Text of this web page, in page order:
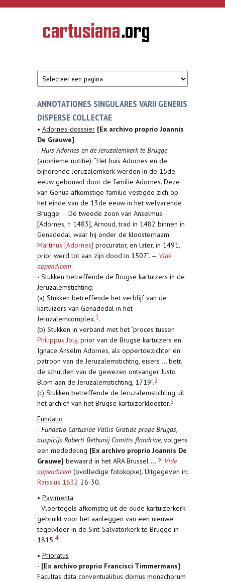
Overslaan en naar de inhoud gaan
CARTUSIANA
Geschiedenis
van de
ANNOTATIONES SINGULARES VARII GENERIS
DISPERSE COLLECTAE
• Adornes-dosssier [Ex archivo proprio Joannis
De Grauwe]
- Huis Adornes en de Jeruzalemkerk te Brugge
(anonieme notitie): “Het huis Adornes en de
bijhorende Jeruzalemkerk werden in de 15de
eeuw gebouwd door de familie Adornes. Deze
van Genua afkomstige familie vestigde zich op
het einde van de 13de eeuw in het welvarende
Brugge ... De tweede zoon van Anselmus
[Adornes, † 1483], Arnoud, trad in 1482 binnen in
Genadedal, waar hij onder de kloosternaam
Martinus [Adornes] procurator, en later, in 1491,
prior werd tot aan zijn dood in 1507”. — Vide
appendicem.
- Stukken betreffende de Brugse kartuizers in de
Jeruzalemstichting:
(a) Stukken betreffende het verblijf van de
kartuizers van Genadedal in het
Jeruzalemcomplex.1 .
(b) Stukken in verband met het “proces tussen
Philippus Joly, prior van de Brugse kartuizers en
Ignace Anselm Adornes, als oppertoezichter en
patroon van de Jeruzalemstichtng, eisers ... betr.
de schulden van de gewezen ontvanger Justo
Blom aan de Jeruzalemstichting, 1719”.2
(c) Stukken betreffende de Jeruzalemstichting uit
het archief van het Brugse kartuizerklooster.3
Fundatio
- Fundatio Cartusiae Vallis Gratiae prope Brugas,
auspicijs Roberti Bethunij Comitis flandriae, volgens
een mededeling [Ex archivo proprio Joannis De
Grauwe] bewaard in het ARA Brussel ... ?: Vide
appendicem (ovolledige fotokopie). Uitgegeven in:
Raissius 1632 26-30.
• Pavimenta
- Vloertegels afkomstig uit de oude kartuizerkerk
gebruikt voor het aanleggen van een nieuwe
tegelvloer in de Sint-Salvatorkerk te Brugge in
1815.4
• Prioratus
- [Ex archivo proprio Francisci Timmermans]
Facultas data conventualibus domus monachorum